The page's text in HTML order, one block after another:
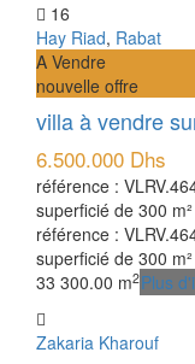
16
Hay Riad, Rabat
A Vendre
nouvelle offre
villa à vendre
6.500.000 Dhs
référence :
superficié de 300
référence :
superficié de 300
33 300.00 m2Plus
Zakaria Kharouf